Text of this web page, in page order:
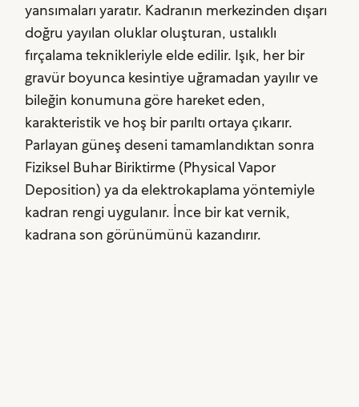
yansımaları yaratır. Kadranın merkezinden dışarı
doğru yayılan oluklar oluşturan, ustalıklı
fırçalama teknikleriyle elde edilir. Işık, her bir
gravür boyunca kesintiye uğramadan yayılır ve
bileğin konumuna göre hareket eden,
karakteristik ve hoş bir parıltı ortaya çıkarır.
Parlayan güneş deseni tamamlandıktan sonra
Fiziksel Buhar Biriktirme (Physical Vapor
Deposition) ya da elektrokaplama yöntemiyle
kadran rengi uygulanır. İnce bir kat vernik,
kadrana son görünümünü kazandırır.